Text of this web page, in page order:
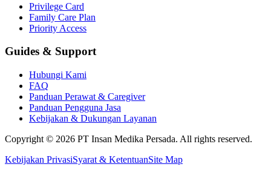
Privilege Card
Family Care Plan
Priority Access
Guides & Support
Hubungi Kami
FAQ
Panduan Perawat & Caregiver
Panduan Pengguna Jasa
Kebijakan & Dukungan Layanan
Copyright © 2026 PT Insan Medika Persada. All rights reserved.
Kebijakan PrivasiSyarat & KetentuanSite Map